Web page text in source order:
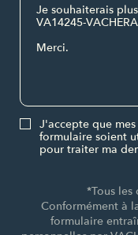
J'accepte que
formulaire soient
pour traiter ma
*Tous
Conformément à
formulaire